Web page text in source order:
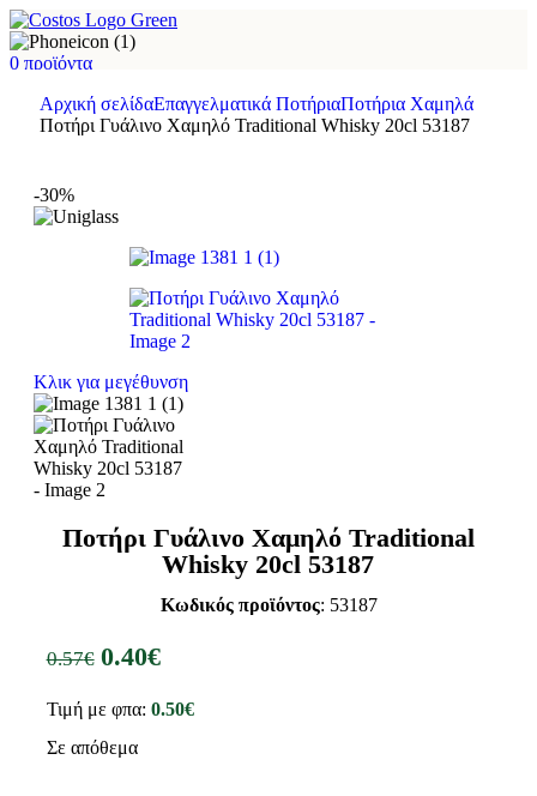
0 προϊόντα
Δωρεάν παραλαβή από το κατάστημα Θεσσαλονίκης σε 20'
Αρχική σελίδαΕπαγγελματικά ΠοτήριαΠοτήρια Χαμηλά
Ποτήρι Γυάλινο Χαμηλό Traditional Whisky 20cl 53187
-30%
Κλικ για μεγέθυνση
Ποτήρι Γυάλινο Χαμηλό Traditional
Whisky 20cl 53187
Κωδικός προϊόντος: 53187
0.57€ 0.40€
Τιμή με φπα: 0.50€
Σε απόθεμα